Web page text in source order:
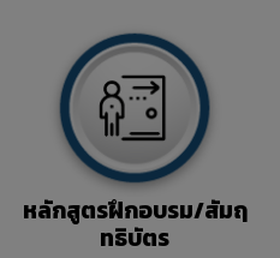
หลักสูตรฝึกอบรม/สัมฤ
ทธิบัตร